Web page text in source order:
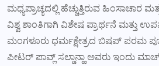
ಮಧ್ಯಪ್ರಾಚ್ಯದಲ್ಲಿ ಹೆಚ್ಚುತ್ತಿರುವ ಹಿಂಸಾಚಾರ
ವಿಶ್ವ ಶಾಂತಿಗಾಗಿ ವಿಶೇಷ ಪ್ರಾರ್ಥನೆ ಮತ್ತು
ಮಂಗಳೂರು ಧರ್ಮಕ್ಷೇತ್ರದ ಬಿಷಪ್ ಪರಮ
ಪೀಟರ್ ಪಾವ್ಲ್ ಸಲ್ಡಾನ್ಹಾ ಅವರು ಇಂದು